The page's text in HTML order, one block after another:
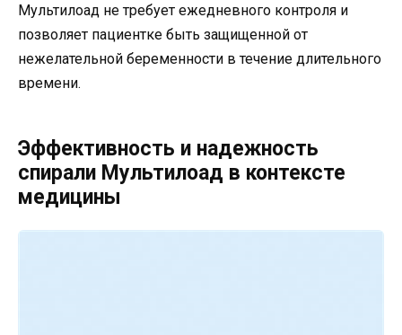
Мультилоад не требует ежедневного контроля и
позволяет пациентке быть защищенной от
нежелательной беременности в течение длительного
времени.
Эффективность и надежность
спирали Мультилоад в контексте
медицины